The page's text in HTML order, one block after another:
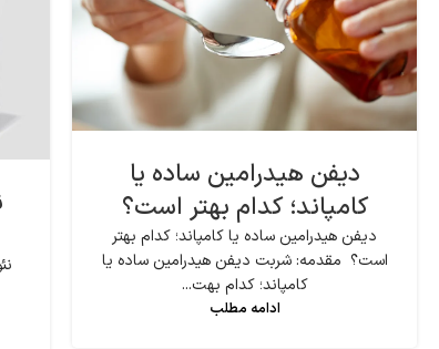
دیفن هیدرامین ساده یا
کامپاند؛ کدام بهتر است؟
دیفن هیدرامین ساده یا کامپاند؛ کدام بهتر
است؟ مقدمه: شربت دیفن هیدرامین ساده یا
کامپاند؛ کدام بهت...
ادامه مطلب